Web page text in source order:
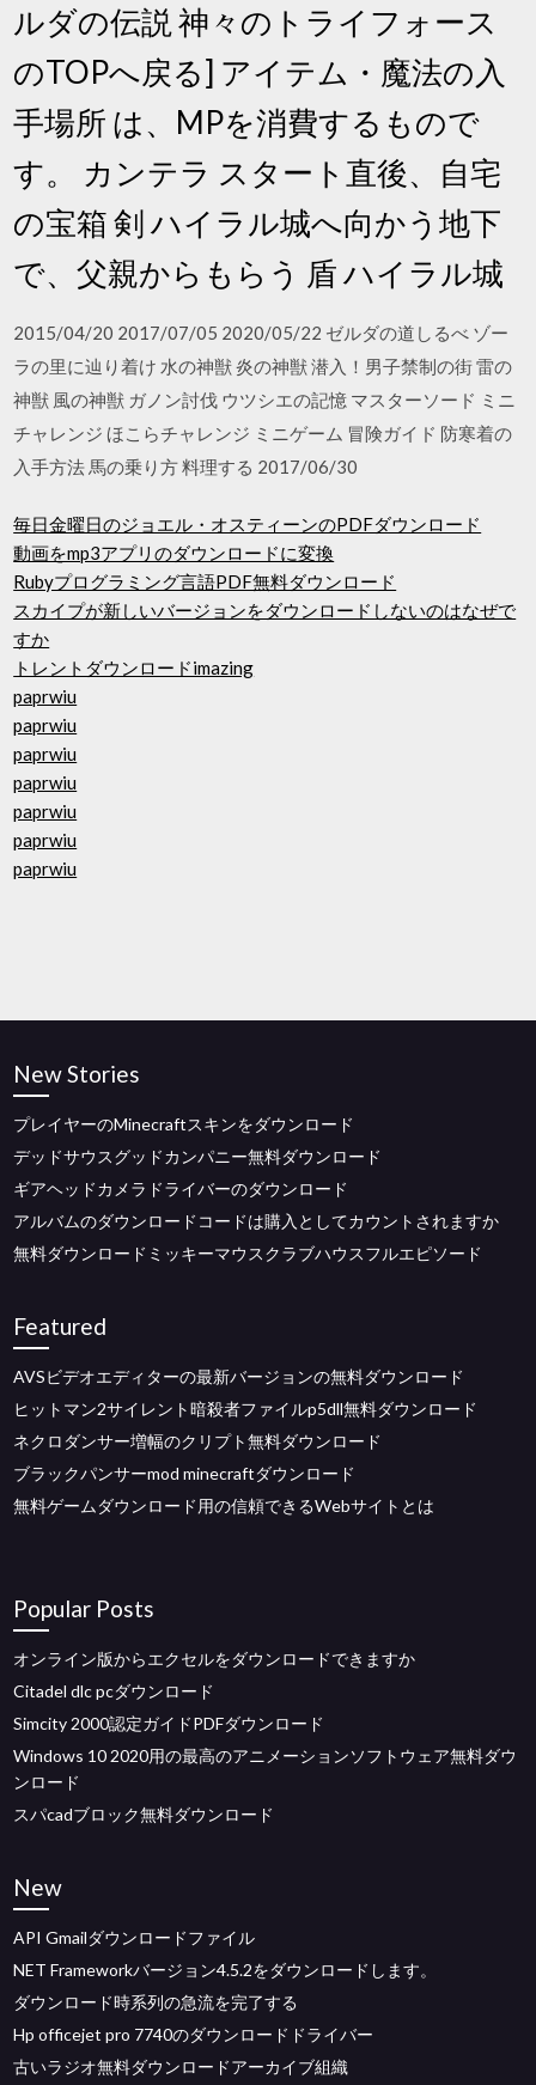
ルダの伝説 神々のトライフォース
のTOPへ戻る] アイテム・魔法の入
手場所 は、MPを消費するもので
す。 カンテラ スタート直後、自宅
の宝箱 剣 ハイラル城へ向かう地下
で、父親からもらう 盾 ハイラル城
2015/04/20 2017/07/05 2020/05/22 ゼルダの道しるべ ゾー
ラの里に辿り着け 水の神獣 炎の神獣 潜入！男子禁制の街 雷の
神獣 風の神獣 ガノン討伐 ウツシエの記憶 マスターソード ミニ
チャレンジ ほこらチャレンジ ミニゲーム 冒険ガイド 防寒着の
入手方法 馬の乗り方 料理する 2017/06/30
毎日金曜日のジョエル・オスティーンのPDFダウンロード
動画をmp3アプリのダウンロードに変換
Rubyプログラミング言語PDF無料ダウンロード
スカイプが新しいバージョンをダウンロードしないのはなぜで
すか
トレントダウンロードimazing
paprwiu
paprwiu
paprwiu
paprwiu
paprwiu
paprwiu
paprwiu
New Stories
プレイヤーのMinecraftスキンをダウンロード
デッドサウスグッドカンパニー無料ダウンロード
ギアヘッドカメラドライバーのダウンロード
アルバムのダウンロードコードは購入としてカウントされますか
無料ダウンロードミッキーマウスクラブハウスフルエピソード
Featured
AVSビデオエディターの最新バージョンの無料ダウンロード
ヒットマン2サイレント暗殺者ファイルp5dll無料ダウンロード
ネクロダンサー増幅のクリプト無料ダウンロード
ブラックパンサーmod minecraftダウンロード
無料ゲームダウンロード用の信頼できるWebサイトとは
Popular Posts
オンライン版からエクセルをダウンロードできますか
Citadel dlc pcダウンロード
Simcity 2000認定ガイドPDFダウンロード
Windows 10 2020用の最高のアニメーションソフトウェア無料ダウ
ンロード
スパcadブロック無料ダウンロード
New
API Gmailダウンロードファイル
NET Frameworkバージョン4.5.2をダウンロードします。
ダウンロード時系列の急流を完了する
Hp officejet pro 7740のダウンロードドライバー
古いラジオ無料ダウンロードアーカイブ組織